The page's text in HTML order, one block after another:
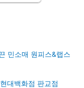
민소매 원피스&랩스
대백화점 판교점